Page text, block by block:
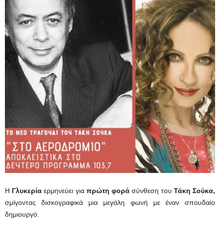
Η Γλυκερία ερμηνεύει για πρώτη φορά σύνθεση του Τάκη Σούκα,
σμίγοντας δισκογραφικά μια μεγάλη φωνή με έναν σπουδαίο
δημιουργό.